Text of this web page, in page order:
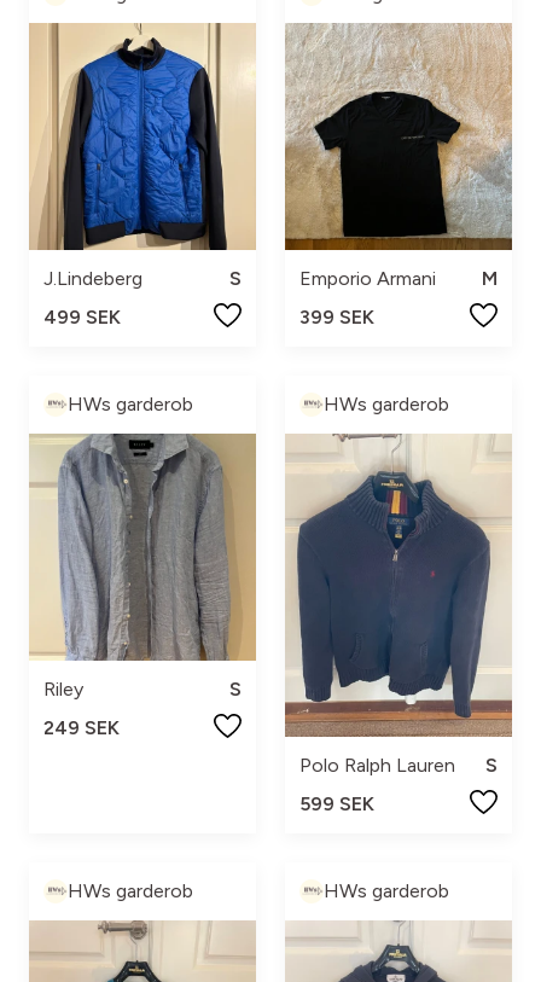
J.Lindeberg
S
499 SEK
Emporio Armani
M
399 SEK
HWs garderob
Riley
S
249 SEK
HWs garderob
Polo Ralph Lauren
S
599 SEK
HWs garderob HWs garderob